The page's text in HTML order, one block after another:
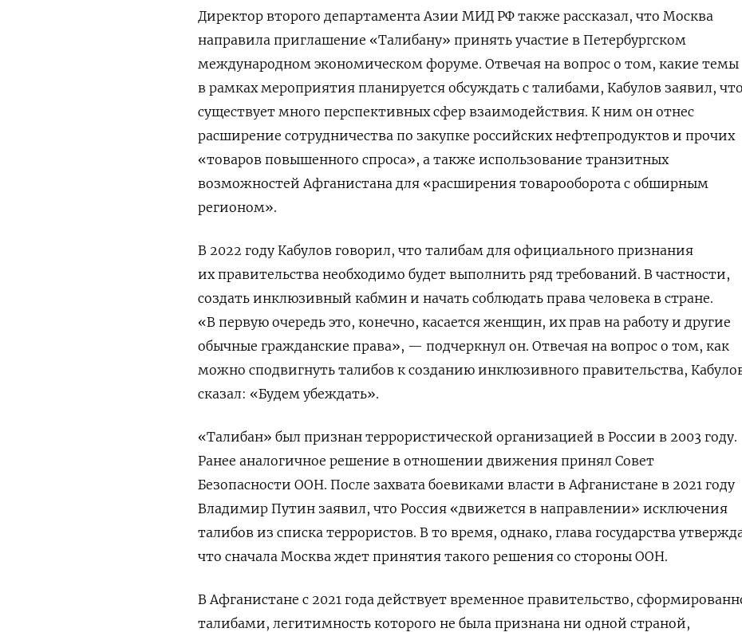
Директор второго департамента Азии МИД РФ также рассказал, что Москва
направила приглашение «Талибану» принять участие в Петербургском
международном экономическом форуме. Отвечая на вопрос о том, какие темы
в рамках мероприятия планируется обсуждать с талибами, Кабулов заявил, что
существует много перспективных сфер взаимодействия. К ним он отнес
расширение сотрудничества по закупке российских нефтепродуктов и прочих
«товаров повышенного спроса», а также использование транзитных
возможностей Афганистана для «расширения товарооборота с обширным
регионом».
В 2022 году Кабулов говорил, что талибам для официального признания
их правительства необходимо будет выполнить ряд требований. В частности,
создать инклюзивный кабмин и начать соблюдать права человека в стране.
«В первую очередь это, конечно, касается женщин, их прав на работу и другие
обычные гражданские права», — подчеркнул он. Отвечая на вопрос о том, как
можно сподвигнуть талибов к созданию инклюзивного правительства,
сказал: «Будем убеждать».
«Талибан» был признан террористической организацией в России в 2003 году.
Ранее аналогичное решение в отношении движения принял Совет
Безопасности ООН. После захвата боевиками власти в Афганистане в 2021 году
Владимир Путин заявил, что Россия «движется в направлении» исключения
талибов из списка террористов. В то время, однако, глава государства
что сначала Москва ждет принятия такого решения со стороны ООН.
В Афганистане с 2021 года действует временное правительство,
талибами, легитимность которого не была признана ни одной страной,